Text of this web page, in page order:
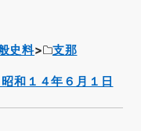
史料
支那
和１４年６月１日